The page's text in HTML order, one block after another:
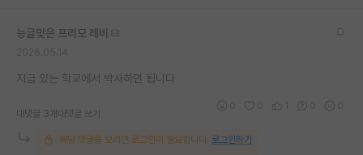
능글맞은 프리모 레비
지금 있는 학교에서 박사하면 됩니다
대댓글 3개 대댓글 쓰기
해당 댓글을 보려면 로그인이 필요합니다. 로그인하기